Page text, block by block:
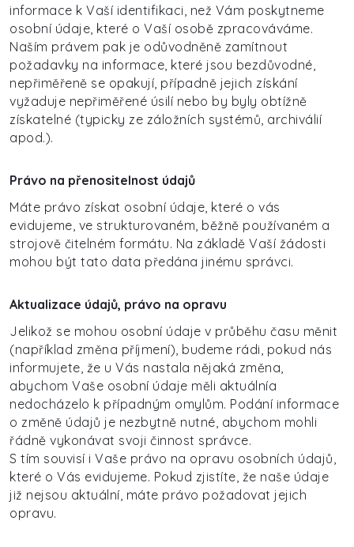
informace k Vaší identifikaci, než Vám poskytneme
osobní údaje, které o Vaší osobě zpracováváme.
Naším právem pak je odůvodněně zamítnout
požadavky na informace, které jsou bezdůvodné,
nepřiměřeně se opakují, případně jejich získání
vyžaduje nepřiměřené úsilí nebo by byly obtížně
získatelné (typicky ze záložních systémů, archiválií
apod.).
Právo na přenositelnost údajů
Máte právo získat osobní údaje, které o vás
evidujeme, ve strukturovaném, běžně používaném a
strojově čitelném formátu. Na základě Vaší žádosti
mohou být tato data předána jinému správci.
Aktualizace údajů, právo na opravu
Jelikož se mohou osobní údaje v průběhu času měnit
(například změna příjmení), budeme rádi, pokud nás
informujete, že u Vás nastala nějaká změna,
abychom Vaše osobní údaje měli aktuálnía
nedocházelo k případným omylům. Podání informace
o změně údajů je nezbytně nutné, abychom mohli
řádně vykonávat svoji činnost správce.
S tím souvisí i Vaše právo na opravu osobních údajů,
které o Vás evidujeme. Pokud zjistíte, že naše údaje
již nejsou aktuální, máte právo požadovat jejich
opravu.